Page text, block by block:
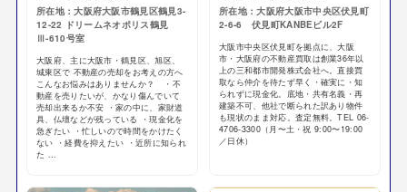
所在地：大阪府大阪市鶴見区鶴見3-
12-22 ドリームネオポリス鶴見
Ⅲ-610号室
大阪府、主に大阪市・鶴見区、旭区、
城東区で 不動産の売却をお考えの方へ
こんなお悩みはありませんか？ ・不
動産を売りたいが、かなり傷んでいて
売却出来るか不安 ・家の中に、家財道
具、仏壇などが残っている ・現金化を
急ぎたい ・忙しいので時間をかけたく
ない ・経費を抑えたい ・近所に知られ
た ...
所在地：大阪府大阪市中央区伏見町
2-6-6 伏見町KANBEビル2F
大阪市中央区伏見町を拠点に、大阪
市・大阪府の不動産買取は創業36年以
上の三和都市開発株式会社へ。直接買
取なら仲介を待たず早く・確実に・知
られずに現金化。底地・共有名義・再
建築不可、他社で断られた訳あり物件
も現状のまま対応。査定無料。TEL 06-
4706-3300（月〜土・祝 9:00〜19:00
／日休）